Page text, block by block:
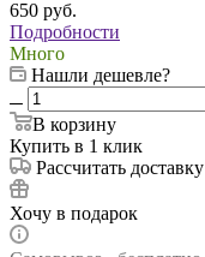
650 руб.
Подробности
Много
Нашли дешевле?
В корзину
Купить в 1 клик
Рассчитать доставку
Хочу в подарок